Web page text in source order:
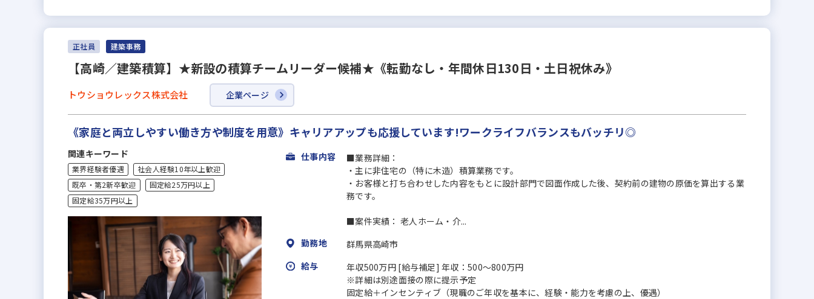
正社員 建築事務
【高崎／建築積算】★新設の積算チームリーダー候補★《転勤なし・年間休日130日・土日祝休み》
トウショウレックス株式会社 企業ページ
《家庭と両立しやすい働き方や制度を用意》キャリアアップも応援しています!ワークライフバランスもバッチリ◎
関連キーワード
業界経験者優遇
社会人経験10年以上歓迎
既卒・第2新卒歓迎
固定給25万円以上
固定給35万円以上
仕事内容
■業務詳細：
・主に非住宅の（特に木造）積算業務です。
・お客様と打ち合わせした内容をもとに設計部門で図面作成した後、契約前の建物の原価を算出する業
務です。
■案件実績： 老人ホーム・介...
勤務地
群馬県高崎市
給与
年収500万円 [給与補足] 年収：500～800万円
※詳細は別途面接の際に提示予定
固定給＋インセンティブ（現職のご年収を基本に、経験・能力を考慮の上、優遇）